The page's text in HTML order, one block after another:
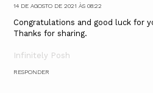
14 DE AGOSTO DE 2021 ÀS 08:22
Congratulations and good luck for
Thanks for sharing.
Infinitely Posh
RESPONDER